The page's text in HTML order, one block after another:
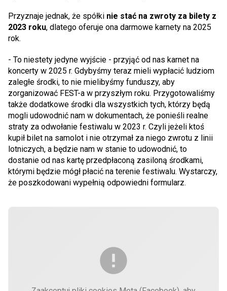
Przyznaje jednak, że spółki nie stać na zwroty za bilety z
2023 roku, dlatego oferuje ona darmowe karnety na 2025
rok.
- To niestety jedyne wyjście - przyjąć od nas karnet na
koncerty w 2025 r. Gdybyśmy teraz mieli wypłacić ludziom
zaległe środki, to nie mielibyśmy funduszy, aby
zorganizować FEST-a w przyszłym roku. Przygotowaliśmy
także dodatkowe środki dla wszystkich tych, którzy będą
mogli udowodnić nam w dokumentach, że ponieśli realne
straty za odwołanie festiwalu w 2023 r. Czyli jeżeli ktoś
kupił bilet na samolot i nie otrzymał za niego zwrotu z linii
lotniczych, a będzie nam w stanie to udowodnić, to
dostanie od nas kartę przedpłaconą zasiloną środkami,
którymi będzie mógł płacić na terenie festiwalu. Wystarczy,
że poszkodowani wypełnią odpowiedni formularz.